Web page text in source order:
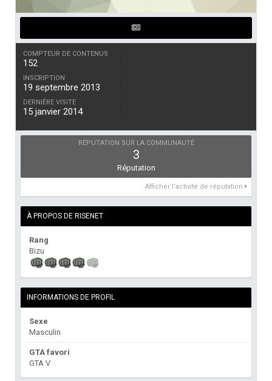
COMPTEUR DE CONTENUS
152
INSCRIPTION
19 septembre 2013
DERNIÈRE VISITE
15 janvier 2014
RÉPUTATION SUR LA COMMUNAUTÉ
3
Réputation
Afficher l’activité de réputation
À PROPOS DE RISENET
Rang
Bizu
INFORMATIONS DE PROFIL
Sexe
Masculin
GTA favori
GTA V